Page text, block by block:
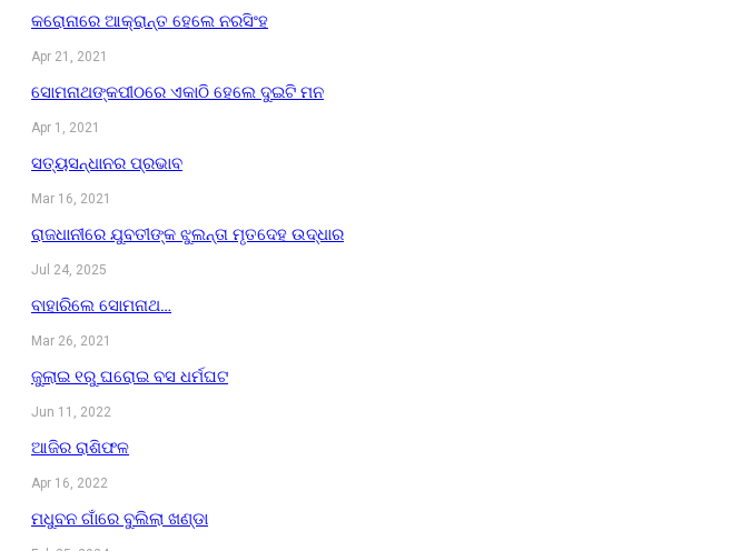
କରୋନାରେ ଆକ୍ରାନ୍ତ ହେଲେ ନରସିଂହ
Apr 21, 2021
ସୋମନାଥଙ୍କପୀଠରେ ଏକାଠି ହେଲେ ଦୁଇଟି ମନ
Apr 1, 2021
ସତ୍ୟସନ୍ଧାନର ପ୍ରଭାବ
Mar 16, 2021
ରାଜଧାନୀରେ ଯୁବତୀଙ୍କ ଝୁଲନ୍ତା ମୃତଦେହ ଉଦ୍ଧାର
Jul 24, 2025
ବାହାରିଲେ ସୋମନାଥ…
Mar 26, 2021
ଜୁଲାଇ ୧ରୁ ଘରୋଇ ବସ ଧର୍ମଘଟ
Jun 11, 2022
ଆଜିର ରାଶିଫଳ
Apr 16, 2022
ମଧୁବନ ଗାଁରେ ବୁଲିଲା ଖଣ୍ଡା